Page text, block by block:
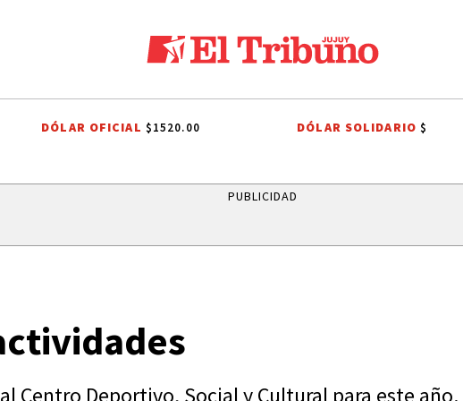
A SAN CAYETANO FIESTAS PATRONALES A SAN CAYETANO FIESTAS
DÓLAR OFICIAL $1520.00 DÓLAR SOLIDARIO$
PUBLICIDAD
Centro Deportivo, Social y Cultural para este año.